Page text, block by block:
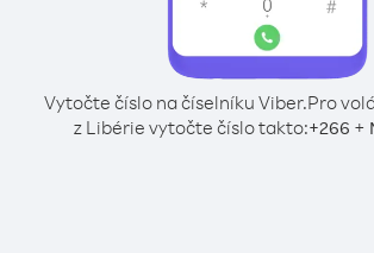
Vytočte číslo na číselníku Viber.Pro
z Libérie vytočte číslo takto:+266 +